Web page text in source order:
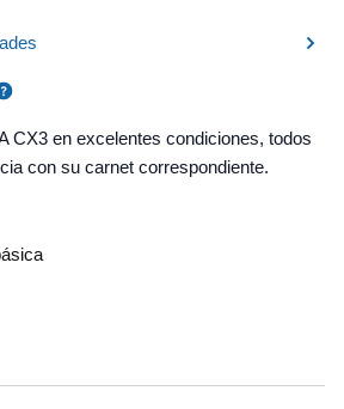
CX3 en excelentes condiciones, todos
con su carnet correspondiente.